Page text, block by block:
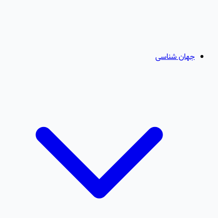
جهان شناسی